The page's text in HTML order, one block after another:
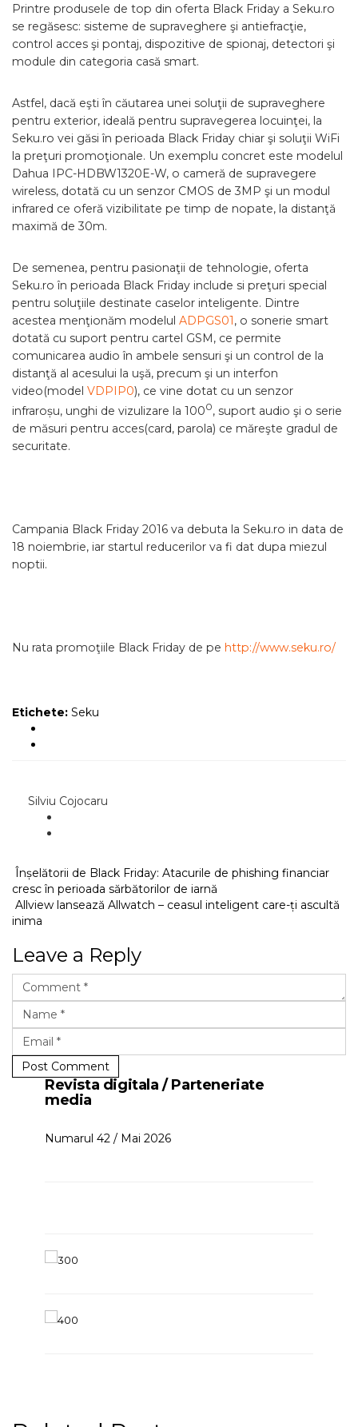
Printre produsele de top din oferta Black Friday a Seku.ro
se regăsesc: sisteme de supraveghere şi antiefracţie,
control acces şi pontaj, dispozitive de spionaj, detectori şi
module din categoria casă smart.
Astfel, dacă eşti în căutarea unei soluţii de supraveghere
pentru exterior, ideală pentru supravegerea locuinţei, la
Seku.ro vei găsi în perioada Black Friday chiar şi soluţii WiFi
la preţuri promoţionale. Un exemplu concret este modelul
Dahua IPC-HDBW1320E-W, o cameră de supravegere
wireless, dotată cu un senzor CMOS de 3MP şi un modul
infrared ce oferă vizibilitate pe timp de nopate, la distanţă
maximă de 30m.
De semenea, pentru pasionaţii de tehnologie, oferta
Seku.ro în perioada Black Friday include si preţuri special
pentru soluţiile destinate caselor inteligente. Dintre
acestea menţionăm modelul ADPGS01, o sonerie smart
dotată cu suport pentru cartel GSM, ce permite
comunicarea audio în ambele sensuri şi un control de la
distanţă al acesului la uşă, precum şi un interfon
video(model VDPIP0), ce vine dotat cu un senzor
infraroșu, unghi de vizulizare la 1000, suport audio şi o serie
de măsuri pentru acces(card, parola) ce măreşte gradul de
securitate.
Campania Black Friday 2016 va debuta la Seku.ro in data de
18 noiembrie, iar startul reducerilor va fi dat dupa miezul
noptii.
Nu rata promoţiile Black Friday de pe http://www.seku.ro/
Etichete: Seku
Silviu Cojocaru
Înșelătorii de Black Friday: Atacurile de phishing financiar
cresc în perioada sărbătorilor de iarnă
Allview lansează Allwatch – ceasul inteligent care-ți ascultă
inima
Leave a Reply
Post Comment
Revista digitala / Parteneriate
media
Numarul 42 / Mai 2026